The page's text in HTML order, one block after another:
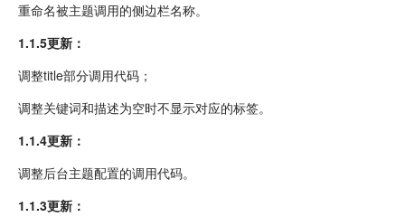
重命名被主题调用的侧边栏名称。
1.1.5更新：
调整title部分调用代码；
调整关键词和描述为空时不显示对应的标签。
1.1.4更新：
调整后台主题配置的调用代码。
1.1.3更新：